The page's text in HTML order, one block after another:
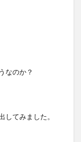
なのか？
てみました。